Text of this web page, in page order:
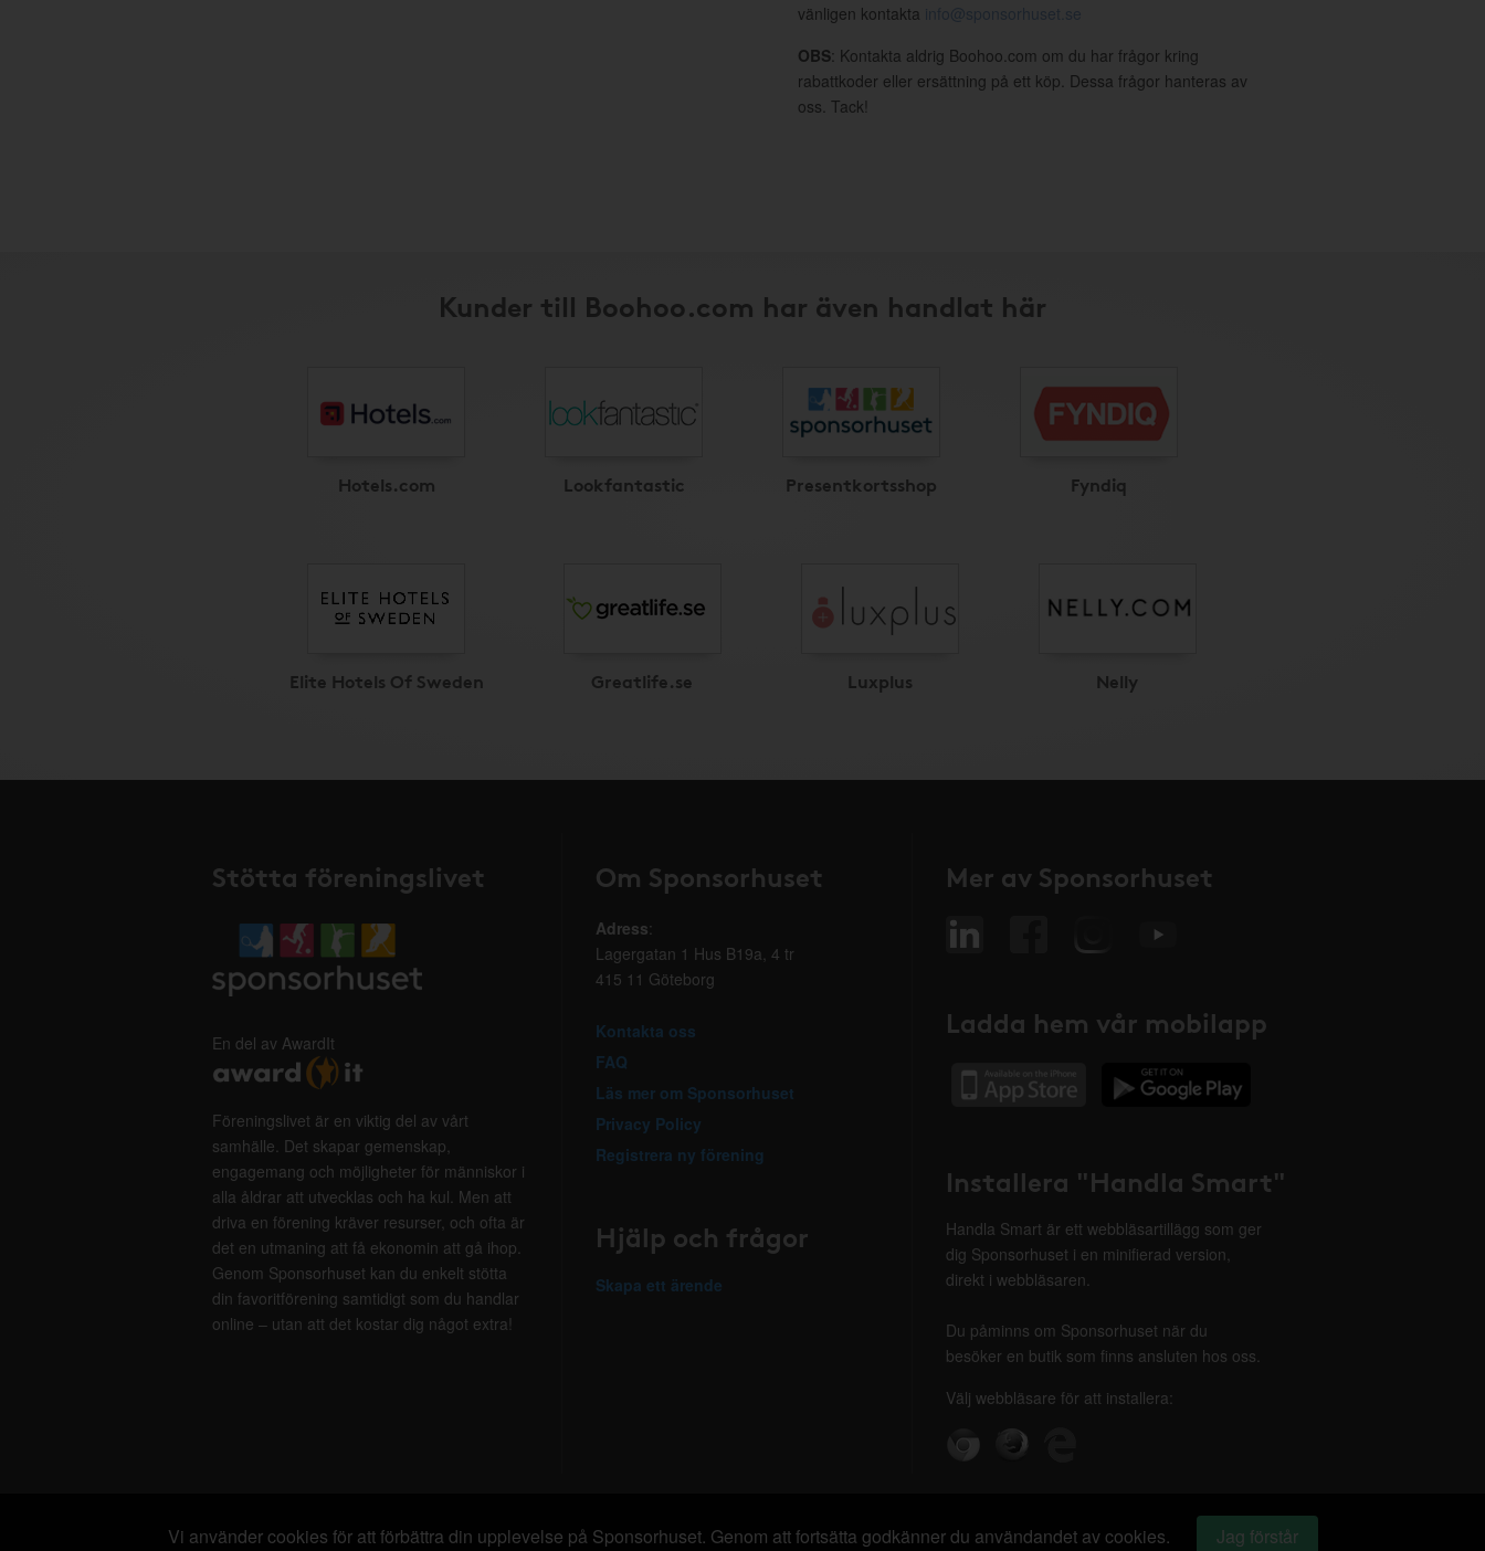
vänligen kontakta info@sponsorhuset.se
OBS: Kontakta aldrig Boohoo.com om du har frågor kring
rabattkoder eller ersättning på ett köp. Dessa frågor hanteras av
oss. Tack!
Kunder till Boohoo.com har även handlat här
Hotels.com Lookfantastic Presentkortsshop Fyndiq
Elite Hotels Of Sweden Greatlife.se Luxplus Nelly
Stötta föreningslivet
En del av AwardIt
Föreningslivet är en viktig del av vårt
samhälle. Det skapar gemenskap,
engagemang och möjligheter för människor i
alla åldrar att utvecklas och ha kul. Men att
driva en förening kräver resurser, och ofta är
det en utmaning att få ekonomin att gå ihop.
Genom Sponsorhuset kan du enkelt stötta
din favoritförening samtidigt som du handlar
online – utan att det kostar dig något extra!
Om Sponsorhuset
Adress:
Lagergatan 1 Hus B19a, 4 tr
415 11 Göteborg
Kontakta oss
FAQ
Läs mer om Sponsorhuset
Privacy Policy
Registrera ny förening
Hjälp och frågor
Skapa ett ärende
Mer av Sponsorhuset
Ladda hem vår mobilapp
Installera "Handla Smart"
Handla Smart är ett webbläsartillägg som ger
dig Sponsorhuset i en minifierad version,
direkt i webbläsaren.
Du påminns om Sponsorhuset när du
besöker en butik som finns ansluten hos oss.
Välj webbläsare för att installera:
Vi använder cookies för att förbättra din upplevelse på Sponsorhuset. Genom att fortsätta godkänner du användandet av cookies. Jag förstår